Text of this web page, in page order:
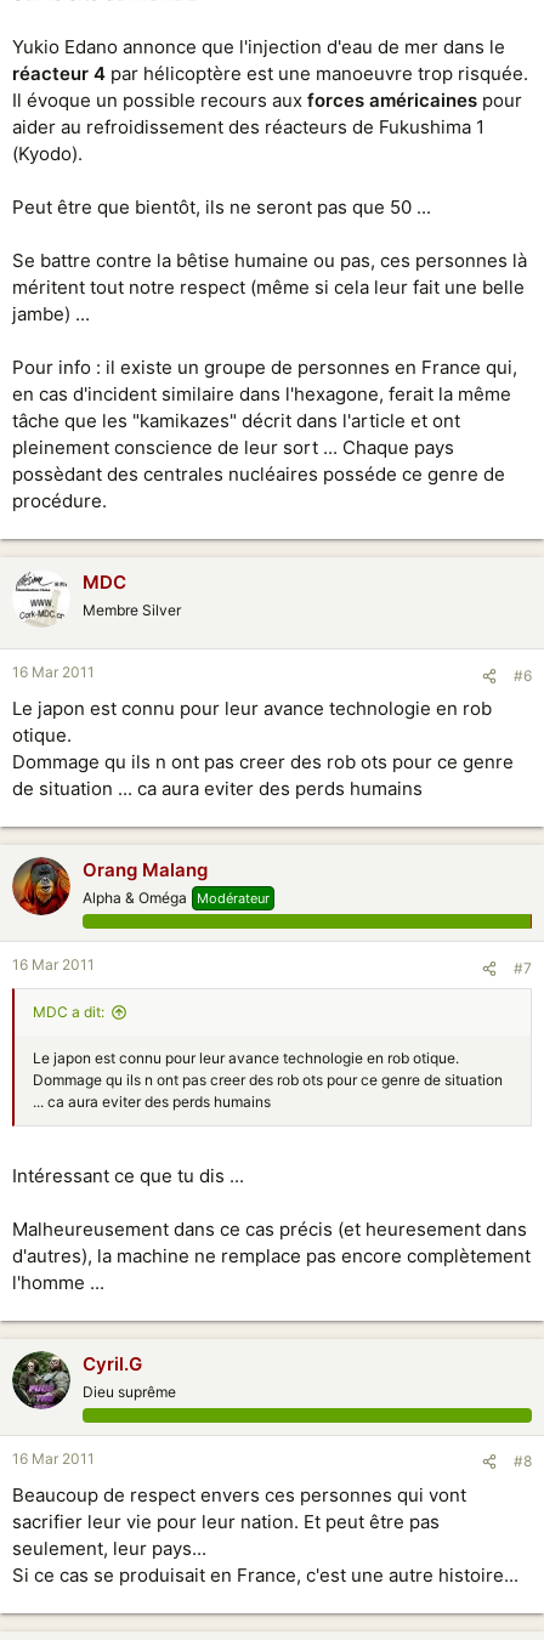
Yukio Edano annonce que l'injection d'eau de mer dans le
réacteur 4 par hélicoptère est une manoeuvre trop risquée.
Il évoque un possible recours aux forces américaines pour
aider au refroidissement des réacteurs de Fukushima 1
(Kyodo).
Peut être que bientôt, ils ne seront pas que 50 ...
Se battre contre la bêtise humaine ou pas, ces personnes là
méritent tout notre respect (même si cela leur fait une belle
jambe) ...
Pour info : il existe un groupe de personnes en France qui,
en cas d'incident similaire dans l'hexagone, ferait la même
tâche que les "kamikazes" décrit dans l'article et ont
pleinement conscience de leur sort ... Chaque pays
possèdant des centrales nucléaires posséde ce genre de
procédure.
MDC
Membre Silver
16 Mar 2011 #6
Le japon est connu pour leur avance technologie en rob
otique.
Dommage qu ils n ont pas creer des rob ots pour ce genre
de situation ... ca aura eviter des perds humains
Orang Malang
Alpha & Oméga Modérateur
16 Mar 2011 #7
MDC a dit:
Le japon est connu pour leur avance technologie en rob otique.
Dommage qu ils n ont pas creer des rob ots pour ce genre de situation
... ca aura eviter des perds humains
Intéressant ce que tu dis ...
Malheureusement dans ce cas précis (et heuresement dans
d'autres), la machine ne remplace pas encore complètement
l'homme ...
Cyril.G
Dieu suprême
16 Mar 2011 #8
Beaucoup de respect envers ces personnes qui vont
sacrifier leur vie pour leur nation. Et peut être pas
seulement, leur pays...
Si ce cas se produisait en France, c'est une autre histoire...